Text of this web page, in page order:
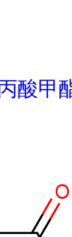
酸甲